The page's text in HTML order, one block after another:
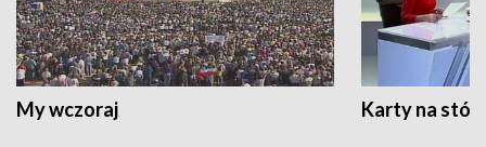
My wczoraj Karty na